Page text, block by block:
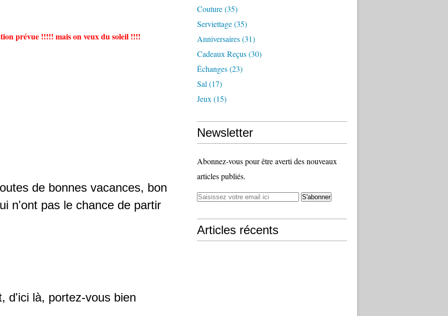
prévue !!!!! mais on veux du soleil !!!!
de bonnes vacances, bon
n'ont pas le chance de partir
d'ici là, portez-vous bien
Couture(35)
Serviettage(35)
Anniversaires(31)
Cadeaux Reçus(30)
Échanges(23)
Sal (17)
Jeux (15)
Newsletter
Abonnez-vous pour être averti des nouveaux
articles publiés.
Articles récents